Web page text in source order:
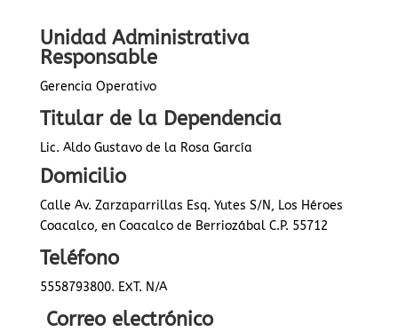
Unidad Administrativa
Responsable
Gerencia Operativo
Titular de la Dependencia
Lic. Aldo Gustavo de la Rosa García
Domicilio
Calle Av. Zarzaparrillas Esq. Yutes S/N, Los Héroes
Coacalco, en Coacalco de Berriozábal C.P. 55712
Teléfono
5558793800. EXT. N/A
Correo electrónico